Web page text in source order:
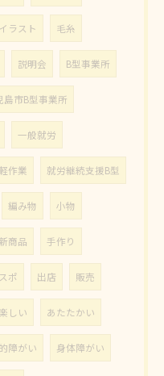
イラスト 毛糸
説明会 B型事業所
島市B型事業所
一般就労
軽作業 就労継続支援B型
編み物 小物
新商品 手作り
ポ 出店 販売
楽しい あたたかい
障がい 身体障がい